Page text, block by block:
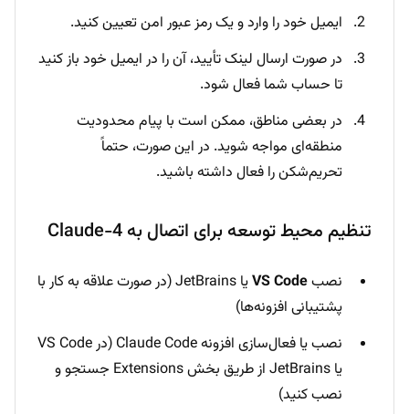
ایمیل خود را وارد و یک رمز عبور امن تعیین کنید.
در صورت ارسال لینک تأیید، آن را در ایمیل خود باز کنید
تا حساب شما فعال شود.
در بعضی مناطق، ممکن است با پیام محدودیت
منطقه‌ای مواجه شوید. در این صورت، حتماً
تحریم‌شکن را فعال داشته باشید.
تنظیم محیط توسعه برای اتصال به Claude-4
نصبVS Code
یا JetBrains (در صورت علاقه به کار با
پشتیبانی افزونه‌ها)
نصب یا فعال‌سازی افزونه Claude Code (در VS Code
یا JetBrains از طریق بخش Extensions جستجو و
نصب کنید)